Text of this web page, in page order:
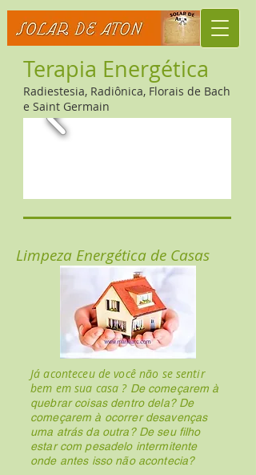
Terapia Energética
Radiestesia, Radiônica, Florais de Bach
e Saint Germain
Limpeza Energética de Casas
Já aconteceu de você não se sentir
bem em sua casa ?De começarem à
quebrar coisas dentro dela? De
começarem à ocorrer desavenças
uma atrás da outra? De seu filho
estar com pesadelo intermitente
onde antes isso não acontecia?